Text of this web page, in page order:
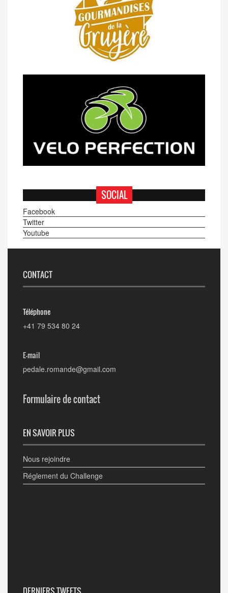
SOCIAL
Facebook
Twitter
Youtube
CONTACT
Téléphone
+41 79 534 80 24
E-mail
pedale.romande@gmail.com
Formulaire de contact
EN SAVOIR PLUS
Nous rejoindre
Réglement du Challenge